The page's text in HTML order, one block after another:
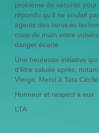
problème de sécurité
répondu qu’il ne voulait
agents des services
coup de main entre
danger écarté.
Une heureuse initiative
d’être saluée après,
Vierge. Merci à Tata
Honneur et respect à eux.
LTA